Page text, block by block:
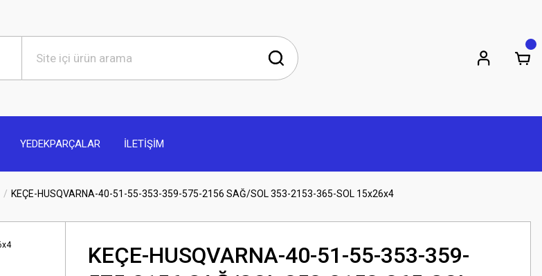
YEDEKPARÇALAR İLETİŞİM
KEÇE-HUSQVARNA-40-51-55-353-359-575-2156 SAĞ/SOL 353-2153-365-SOL 15x26x4
KEÇE-HUSQVARNA-40-51-55-353-359-